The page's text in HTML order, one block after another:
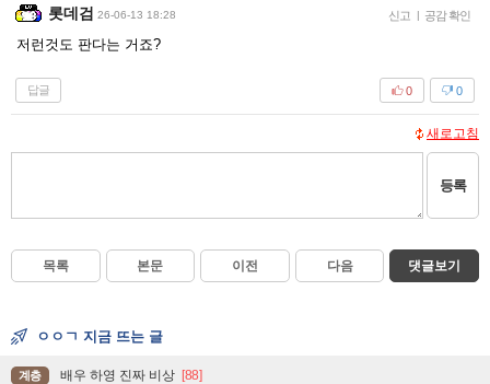
롯데검 26-06-13 18:28 신고 | 공감 확인
저런것도 판다는 거죠?
답글 0
0
새로고침
등록
목록 본문 이전 다음 댓글보기
ㅇㅇㄱ 지금 뜨는 글
계층 배우 하영 진짜 비상 [88]